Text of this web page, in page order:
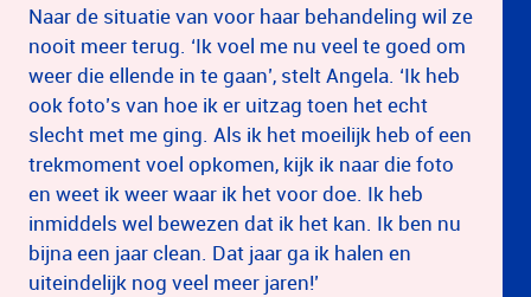
Naar de situatie van voor haar behandeling wil ze
nooit meer terug. ‘Ik voel me nu veel te goed om
weer die ellende in te gaan’, stelt Angela. ‘Ik heb
ook foto’s van hoe ik er uitzag toen het echt
slecht met me ging. Als ik het moeilijk heb of een
trekmoment voel opkomen, kijk ik naar die foto
en weet ik weer waar ik het voor doe. Ik heb
inmiddels wel bewezen dat ik het kan. Ik ben nu
bijna een jaar clean. Dat jaar ga ik halen en
uiteindelijk nog veel meer jaren!’